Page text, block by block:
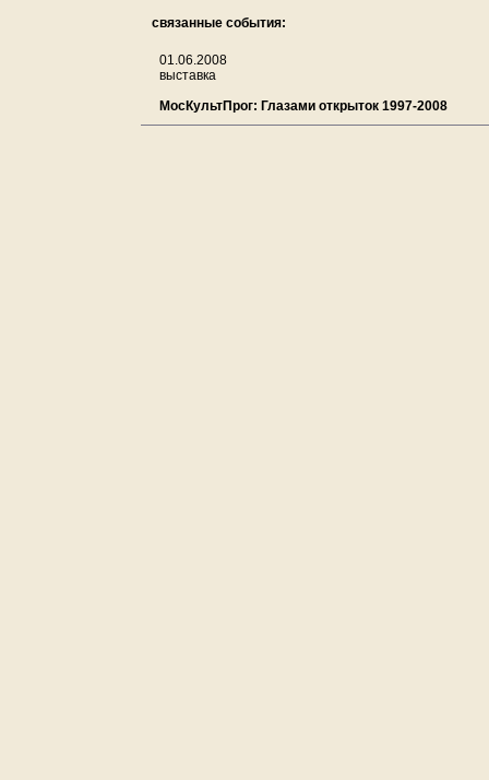
связанные события:
01.06.2008
выставка
МосКультПрог: Глазами открыток 1997-2008